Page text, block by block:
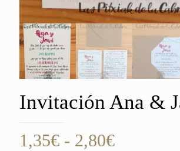
Invitación Ana &
1,35€ - 2,80€Rango